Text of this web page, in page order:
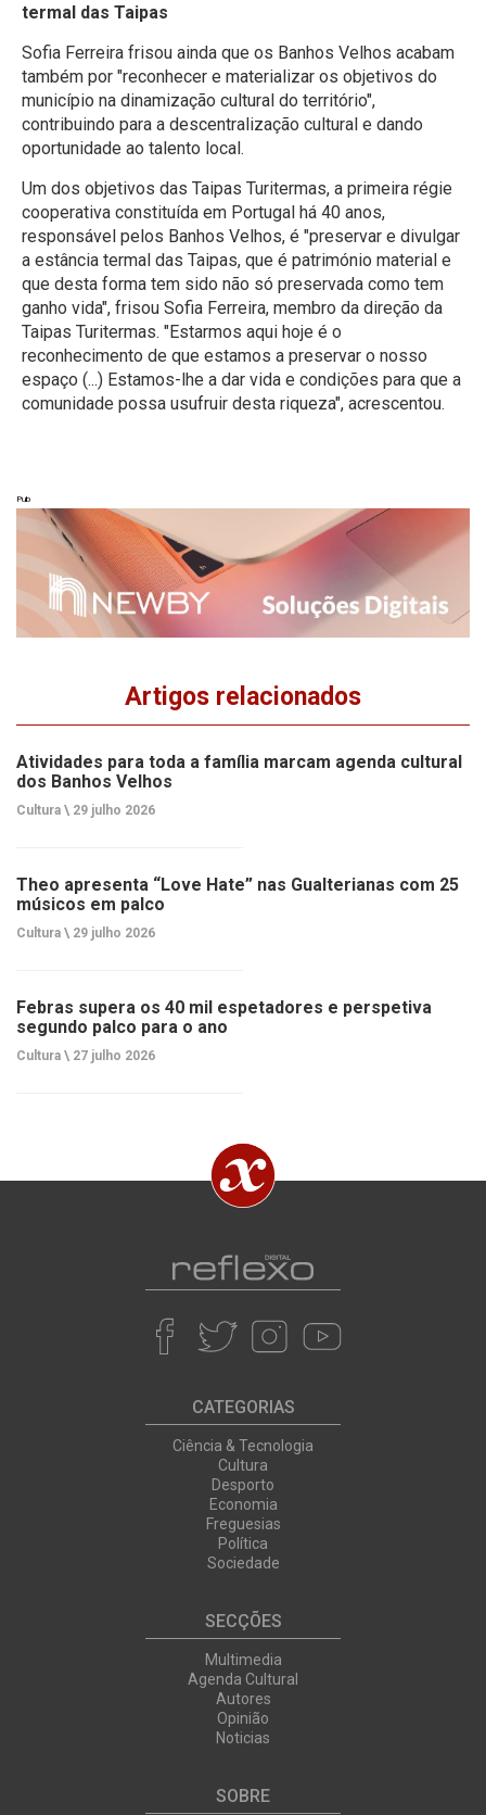
termal das Taipas
Sofia Ferreira frisou ainda que os Banhos Velhos acabam
também por "reconhecer e materializar os objetivos do
município na dinamização cultural do território",
contribuindo para a descentralização cultural e dando
oportunidade ao talento local.
Um dos objetivos das Taipas Turitermas, a primeira régie
cooperativa constituída em Portugal há 40 anos,
responsável pelos Banhos Velhos, é "preservar e divulgar
a estância termal das Taipas, que é património material e
que desta forma tem sido não só preservada como tem
ganho vida", frisou Sofia Ferreira, membro da direção da
Taipas Turitermas. "Estarmos aqui hoje é o
reconhecimento de que estamos a preservar o nosso
espaço (...) Estamos-lhe a dar vida e condições para que a
comunidade possa usufruir desta riqueza", acrescentou.
Pub
Artigos relacionados
Atividades para toda a família marcam agenda cultural
dos Banhos Velhos
Cultura \ 29 julho 2026
Theo apresenta “Love Hate” nas Gualterianas com 25
músicos em palco
Cultura \ 29 julho 2026
Febras supera os 40 mil espetadores e perspetiva
segundo palco para o ano
Cultura \ 27 julho 2026
CATEGORIAS
Ciência & Tecnologia
Cultura
Desporto
Economia
Freguesias
Política
Sociedade
SECÇÕES
Multimedia
Agenda Cultural
Autores
Opinião
Noticias
SOBRE